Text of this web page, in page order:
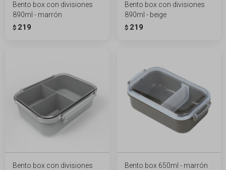
Bento box con divisiones
890ml - marrón
$ 219
Bento box con divisiones
890ml - beige
$ 219
Bento box con divisiones
Bento box 650ml - marrón